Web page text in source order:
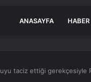
ANASAYFA HABER
taciz ettiği gerekçesiyle